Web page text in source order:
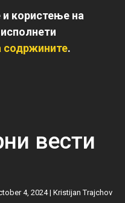
користење на
содржините.
вести
4, 2024 |Kristijan Trajchov